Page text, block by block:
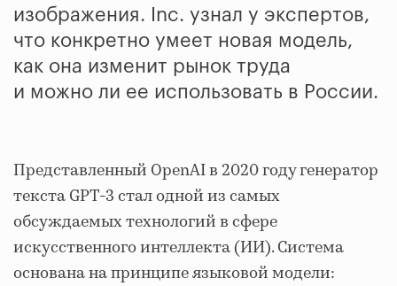
изображения. Inc. узнал у экспертов,
что конкретно умеет новая модель,
как она изменит рынок труда
и можно ли ее использовать в России.
Представленный OpenAI в 2020 году генератор
текста GPT-3 стал одной из самых
обсуждаемых технологий в сфере
искусственного интеллекта (ИИ). Система
основана на принципе языковой модели: